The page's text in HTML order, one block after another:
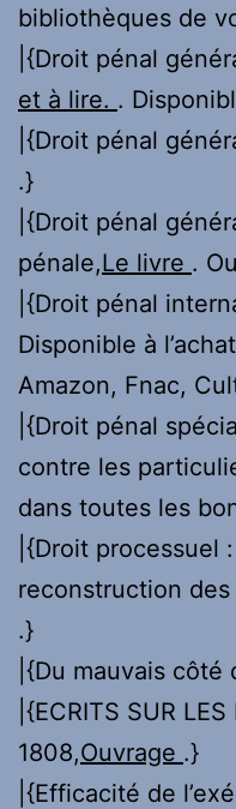
bibliothèques de
|{Droit pénal
et à lire. .
|{Droit pénal
.}
|{Droit pénal
pénale,Le livre .
|{Droit pénal
Disponible à
Amazon, Fnac,
|{Droit pénal
contre les
dans toutes les
|{Droit processuel
reconstruction
.}
|{Du mauvais côté
|{ECRITS SUR
1808,Ouvrage .}
|{Efficacité de